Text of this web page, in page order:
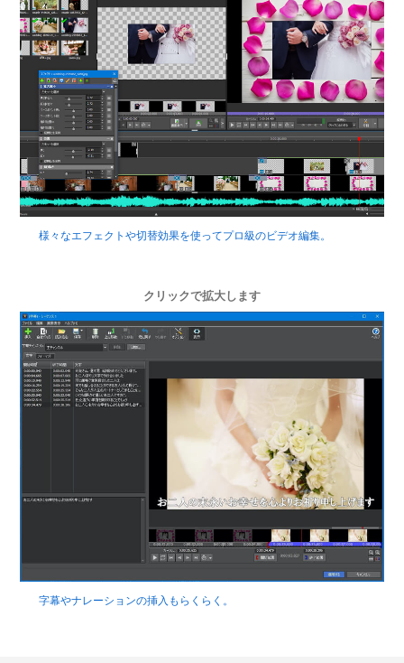
様々なエフェクトや切替効果を使ってプロ級のビデオ編集。
クリックで拡大します
字幕やナレーションの挿入もらくらく。